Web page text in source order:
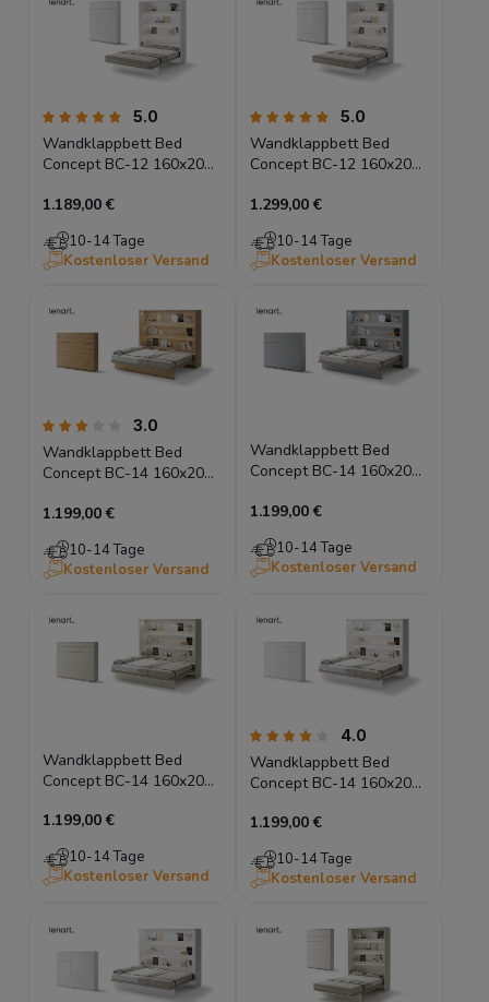
5.0
Wandklappbett Bed
Concept BC-12 160x200
Lenart Gästebett Weiß
1.189,00 €
10-14 Tage
Kostenloser Versand
5.0
Wandklappbett Bed
Concept BC-12 160x200
Lenart Gästebett Weiß
Hochglanz
1.299,00 €
10-14 Tage
Kostenloser Versand
3.0
Wandklappbett Bed
Concept BC-14 160x200
Lenart Gästebett Eiche
Artisan
1.199,00 €
10-14 Tage
Kostenloser Versand
Wandklappbett Bed
Concept BC-14 160x200
Lenart Gästebett Grau
1.199,00 €
10-14 Tage
Kostenloser Versand
Wandklappbett Bed
Concept BC-14 160x200
Lenart Gästebett Kashmir
1.199,00 €
10-14 Tage
Kostenloser Versand
4.0
Wandklappbett Bed
Concept BC-14 160x200
Lenart Gästebett Weiß
1.199,00 €
10-14 Tage
Kostenloser Versand